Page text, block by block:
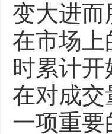
变大进
在市场上
时累计
在对成交
一项重